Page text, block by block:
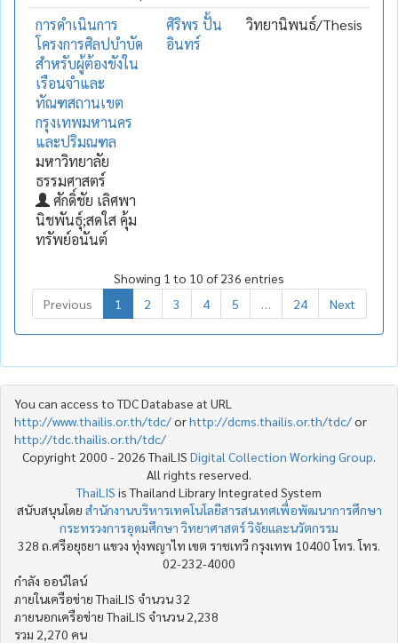
การดำเนินการ
โครงการศิลปบำบัด
สำหรับผู้ต้องขังใน
เรือนจำและ
ทัณฑสถานเขต
กรุงเทพมหานคร
และปริมณฑล
มหาวิทยาลัย
ธรรมศาสตร์
ศักดิ์ชัย เลิศพา
นิชพันธุ์;สดใส คุ้ม
ทรัพย์อนันต์
ศิริพร ปั้น
อินทร์
วิทยานิพนธ์/Thesis
Showing 1 to 10 of 236 entries
Previous
1 2 3 4 5 24 Next
You can access to TDC Database at URL
http://www.thailis.or.th/tdc/orhttp://dcms.thailis.or.th/tdc/or
http://tdc.thailis.or.th/tdc/
Copyright 2000 - 2026 ThaiLIS Digital Collection Working Group
All rights reserved.
ThaiLIS is Thailand Library Integrated System
สนับสนุนโดย สำนักงานบริหารเทคโนโลยีสารสนเทศเพื่อพัฒนาการศึกษา
กระทรวงการอุดมศึกษา วิทยาศาสตร์ วิจัยและนวัตกรรม
328 ถ.ศรีอยุธยา แขวง ทุ่งพญาไท เขต ราชเทวี กรุงเทพ 10400 โทร. โทร.
02-232-4000
กำลัง ออน์ไลน์
ภายในเครือข่าย ThaiLIS จำนวน 32
ภายนอกเครือข่าย ThaiLIS จำนวน 2,238
รวม 2,270 คน